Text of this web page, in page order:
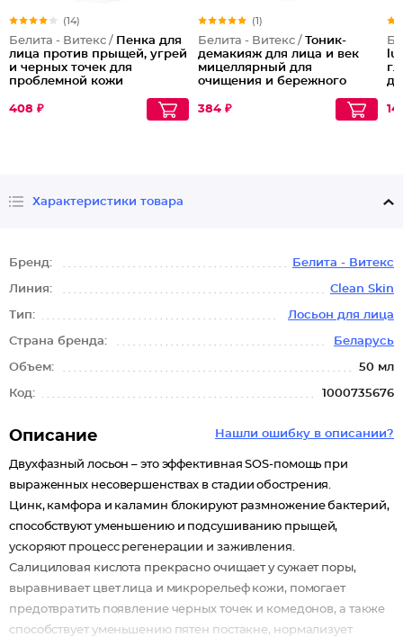
(14)
Белита - Витекс / Пенка для
лица против прыщей, угрей
и черных точек для
проблемной кожи
408 ₽
(1)
Белита - Витекс / Тоник-
демакияж для лица и век
мицеллярный для
очищения и бережного
384 ₽
Характеристики товара
Бренд: Белита - Витекс
Линия: Clean Skin
Тип: Лосьон для лица
Страна бренда: Беларусь
Объем: 50 мл
Код: 1000735676
Нашли ошибку в описании?
Описание
Двухфазный лосьон – это эффективная SOS-помощь при
выраженных несовершенствах в стадии обострения.
Цинк, камфора и каламин блокируют размножение бактерий,
способствуют уменьшению и подсушиванию прыщей,
ускоряют процесс регенерации и заживления.
Салициловая кислота прекрасно очищает у сужает поры,
выравнивает цвет лица и микрорельеф кожи, помогает
предотвратить появление черных точек и комедонов, а также
способствует уменьшению пятен постакне, нормализует